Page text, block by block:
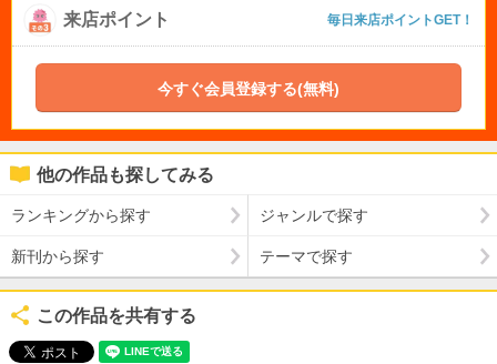
来店ポイント 毎日来店ポイントGET！
今すぐ会員登録する(無料)
他の作品も探してみる
ランキングから探す ジャンルで探す
新刊から探す テーマで探す
この作品を共有する